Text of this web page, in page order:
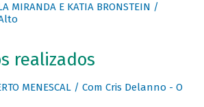
MIRANDA E KATIA BRONSTEIN /
realizados
MENESCAL / Com Cris Delanno - O